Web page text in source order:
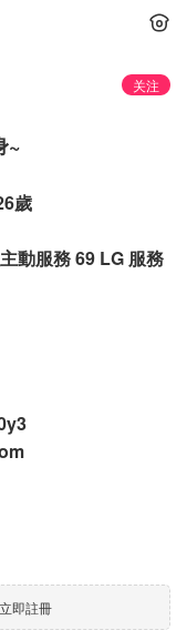
关注
~
歲
動服務 69 LG 服務
立即註冊